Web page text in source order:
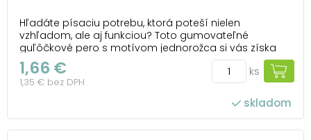
Hľadáte písaciu potrebu, ktorá poteší nielen
vzhľadom, ale aj funkciou? Toto gumovateľné
guľôčkové pero s motívom jednorožca si vás získa
na prvý pohľad. Pero má tenký hrot so šírkou 0,5 mm,
ktorý zabezpečuje plynulé a presné písanie. Vďaka
špeciálnemu atramentu možno napísaný text
1,66 €
1,35 € bez DPH
ks
skladom